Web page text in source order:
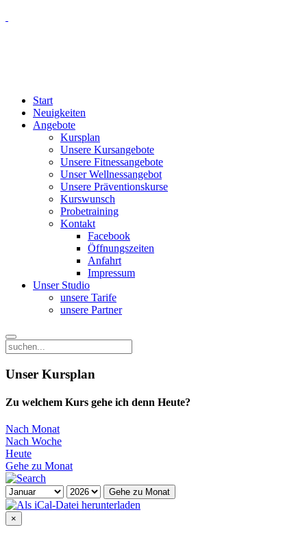
Start
Neuigkeiten
Angebote
Kursplan
Unsere Kursangebote
Unsere Fitnessangebote
Unser Wellnessangebot
Unsere Präventionskurse
Kurswunsch
Probetraining
Kontakt
Facebook
Öffnungszeiten
Anfahrt
Impressum
Unser Studio
unsere Tarife
unsere Partner
Unser Kursplan
Zu welchem Kurs gehe ich denn Heute?
Nach Monat
Nach Woche
Heute
Gehe zu Monat
Gehe zu Monat
×